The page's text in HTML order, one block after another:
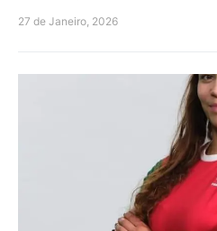
27 de Janeiro, 2026